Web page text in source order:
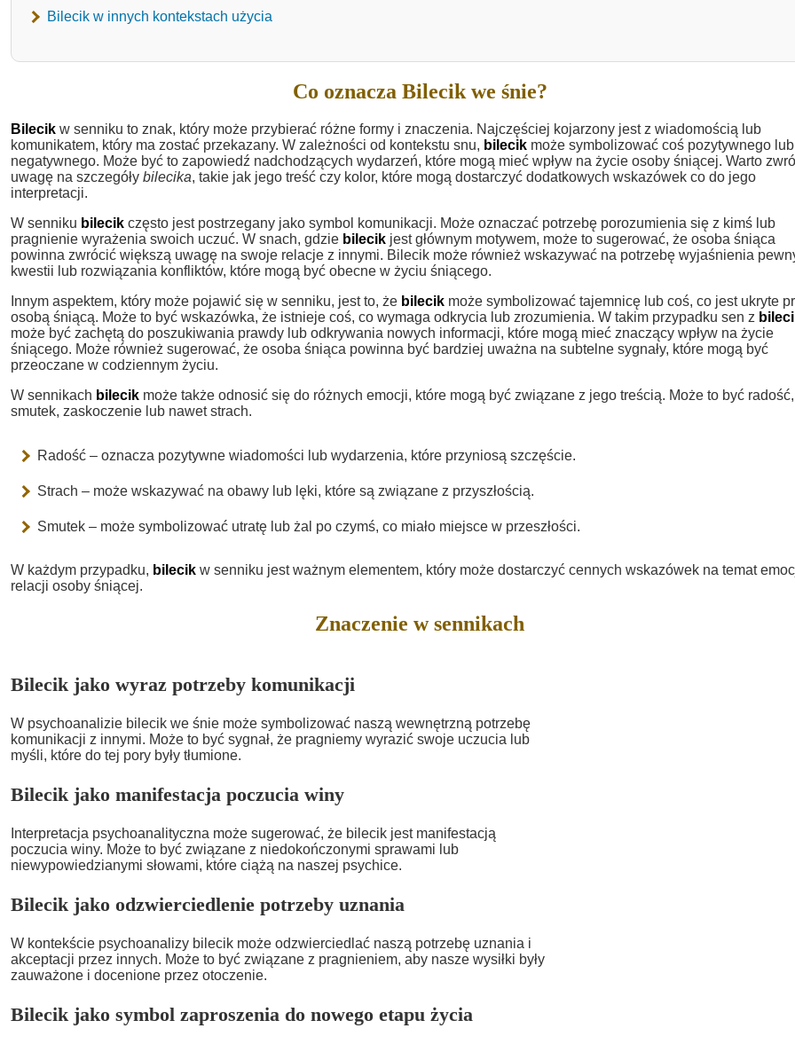
Bilecik w innych kontekstach użycia
Co oznacza Bilecik we śnie?
Bilecik w senniku to znak, który może przybierać różne formy i znaczenia. Najczęściej kojarzony jest z wiadomością lub
komunikatem, który ma zostać przekazany. W zależności od kontekstu snu, bilecik może symbolizować coś pozytywnego lub
negatywnego. Może być to zapowiedź nadchodzących wydarzeń, które mogą mieć wpływ na życie osoby śniącej. Warto
uwagę na szczegóły bilecika, takie jak jego treść czy kolor, które mogą dostarczyć dodatkowych wskazówek co do jego
interpretacji.
W senniku bilecik często jest postrzegany jako symbol komunikacji. Może oznaczać potrzebę porozumienia się z kimś lub
pragnienie wyrażenia swoich uczuć. W snach, gdzie bilecik jest głównym motywem, może to sugerować, że osoba śniąca
powinna zwrócić większą uwagę na swoje relacje z innymi. Bilecik może również wskazywać na potrzebę wyjaśnienia
kwestii lub rozwiązania konfliktów, które mogą być obecne w życiu śniącego.
Innym aspektem, który może pojawić się w senniku, jest to, że bilecik może symbolizować tajemnicę lub coś, co jest ukryte
osobą śniącą. Może to być wskazówka, że istnieje coś, co wymaga odkrycia lub zrozumienia. W takim przypadku sen z
może być zachętą do poszukiwania prawdy lub odkrywania nowych informacji, które mogą mieć znaczący wpływ na życie
śniącego. Może również sugerować, że osoba śniąca powinna być bardziej uważna na subtelne sygnały, które mogą być
przeoczane w codziennym życiu.
W sennikach bilecik może także odnosić się do różnych emocji, które mogą być związane z jego treścią. Może to być radość,
smutek, zaskoczenie lub nawet strach.
Radość – oznacza pozytywne wiadomości lub wydarzenia, które przyniosą szczęście.
Strach – może wskazywać na obawy lub lęki, które są związane z przyszłością.
Smutek – może symbolizować utratę lub żal po czymś, co miało miejsce w przeszłości.
W każdym przypadku, bilecik w senniku jest ważnym elementem, który może dostarczyć cennych wskazówek na temat
relacji osoby śniącej.
Znaczenie w sennikach
Bilecik jako wyraz potrzeby komunikacji
W psychoanalizie bilecik we śnie może symbolizować naszą wewnętrzną potrzebę
komunikacji z innymi. Może to być sygnał, że pragniemy wyrazić swoje uczucia lub
myśli, które do tej pory były tłumione.
Bilecik jako manifestacja poczucia winy
Interpretacja psychoanalityczna może sugerować, że bilecik jest manifestacją
poczucia winy. Może to być związane z niedokończonymi sprawami lub
niewypowiedzianymi słowami, które ciążą na naszej psychice.
Bilecik jako odzwierciedlenie potrzeby uznania
W kontekście psychoanalizy bilecik może odzwierciedlać naszą potrzebę uznania i
akceptacji przez innych. Może to być związane z pragnieniem, aby nasze wysiłki były
zauważone i docenione przez otoczenie.
Bilecik jako symbol zaproszenia do nowego etapu życia